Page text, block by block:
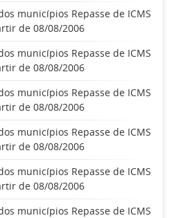
municípios Repasse de ICMS
de 08/08/2006
municípios Repasse de ICMS
de 08/08/2006
municípios Repasse de ICMS
de 08/08/2006
municípios Repasse de ICMS
de 08/08/2006
municípios Repasse de ICMS
de 08/08/2006
municípios Repasse de ICMS